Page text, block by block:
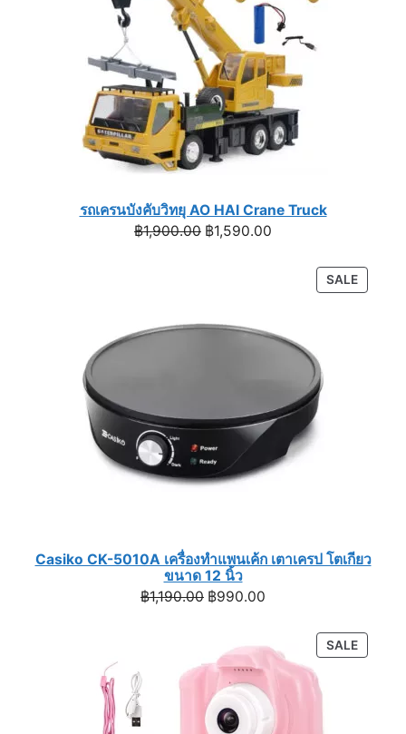
รถเครนบังคับวิทยุ AO HAI Crane Truck
฿1,900.00 Original
฿1,590.00
฿1,590.00.
SALE
ON
Casiko CK-5010A เครื่องทำแพนเค้ก เตาเครป โตเกียว
ขนาด 12 นิ้ว
฿1,190.00 Original
฿1,190.00.
฿990.00
฿990.00.
SALE
ON